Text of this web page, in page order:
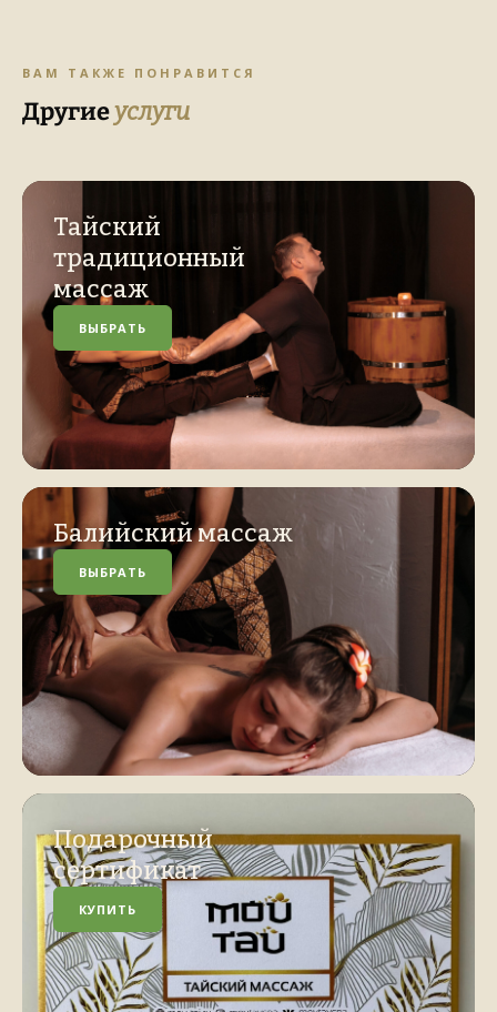
ВАМ ТАКЖЕ ПОНРАВИТСЯ
Другиеуслуги
Тайский
традиционный
массаж
ВЫБРАТЬ
Балийский массаж
ВЫБРАТЬ
Подарочный
сертификат
КУПИТЬ